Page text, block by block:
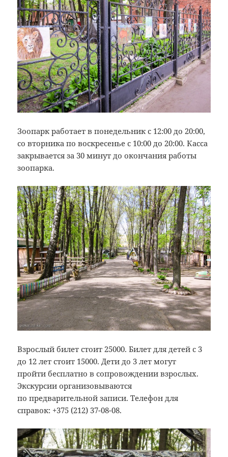
Зоопарк работает в понедельник с 12:00 до 20:00,
со вторника по воскресенье с 10:00 до 20:00. Касса
закрывается за 30 минут до окончания работы
зоопарка.
Взрослый билет стоит 25000. Билет для детей с 3
до 12 лет стоит 15000. Дети до 3 лет могут
пройти бесплатно в сопровождении взрослых.
Экскурсии организовываются
по предварительной записи. Телефон для
справок: +375 (212) 37-08-08.